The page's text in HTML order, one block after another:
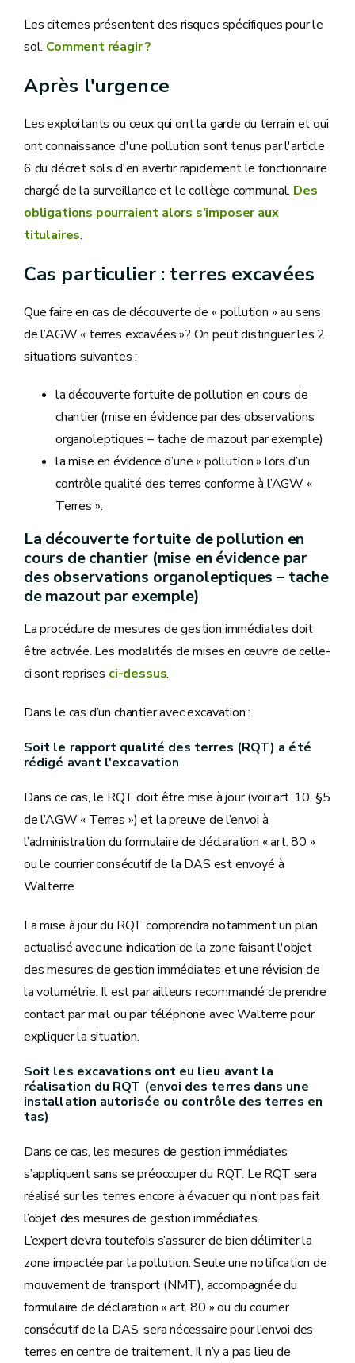
Les citernes présentent des risques spécifiques pour le
sol. Comment réagir ?
Après l'urgence
Les exploitants ou ceux qui ont la garde du terrain et qui
ont connaissance d'une pollution sont tenus par l'article
6 du décret sols d'en avertir rapidement le fonctionnaire
chargé de la surveillance et le collège communal. Des
obligations pourraient alors s'imposer aux
titulaires.
Cas particulier : terres excavées
Que faire en cas de découverte de « pollution » au sens
de l’AGW « terres excavées »? On peut distinguer les 2
situations suivantes :
la découverte fortuite de pollution en cours de
chantier (mise en évidence par des observations
organoleptiques – tache de mazout par exemple)
la mise en évidence d’une « pollution » lors d’un
contrôle qualité des terres conforme à l’AGW «
Terres ».
La découverte fortuite de pollution en
cours de chantier (mise en évidence par
des observations organoleptiques – tache
de mazout par exemple)
La procédure de mesures de gestion immédiates doit
être activée. Les modalités de mises en œuvre de celle-
ci sont reprises ci-dessus.
Dans le cas d’un chantier avec excavation :
Soit le rapport qualité des terres (RQT) a été
rédigé avant l'excavation
Dans ce cas, le RQT doit être mise à jour (voir art. 10, §5
de l’AGW « Terres ») et la preuve de l’envoi à
l’administration du formulaire de déclaration « art. 80 »
ou le courrier consécutif de la DAS est envoyé à
Walterre.
La mise à jour du RQT comprendra notamment un plan
actualisé avec une indication de la zone faisant l'objet
des mesures de gestion immédiates et une révision de
la volumétrie. Il est par ailleurs recommandé de prendre
contact par mail ou par téléphone avec Walterre pour
expliquer la situation.
Soit les excavations ont eu lieu avant la
réalisation du RQT (envoi des terres dans une
installation autorisée ou contrôle des terres en
tas)
Dans ce cas, les mesures de gestion immédiates
s’appliquent sans se préoccuper du RQT. Le RQT sera
réalisé sur les terres encore à évacuer qui n’ont pas fait
l’objet des mesures de gestion immédiates.
L’expert devra toutefois s’assurer de bien délimiter la
zone impactée par la pollution. Seule une notification de
mouvement de transport (NMT), accompagnée du
formulaire de déclaration « art. 80 » ou du courrier
consécutif de la DAS, sera nécessaire pour l’envoi des
terres en centre de traitement. Il n’y a pas lieu de